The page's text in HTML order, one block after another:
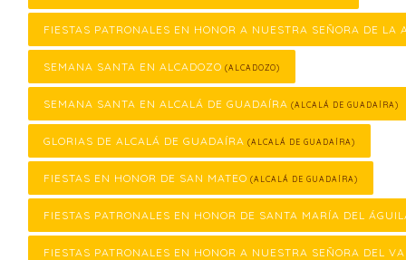
FIESTAS PATRONALES EN HONOR A NUESTRA SEÑORA DE LA
SEMANA SANTA EN ALCADOZO (ALCADOZO)
SEMANA SANTA EN ALCALÁ DE GUADAÍRA (ALCALÁ DE GUADAÍRA)
GLORIAS DE ALCALÁ DE GUADAÍRA (ALCALÁ DE GUADAÍRA)
FIESTAS EN HONOR DE SAN MATEO (ALCALÁ DE GUADAÍRA)
FIESTAS PATRONALES EN HONOR DE SANTA MARÍA DEL
FIESTAS PATRONALES EN HONOR A NUESTRA SEÑORA DEL